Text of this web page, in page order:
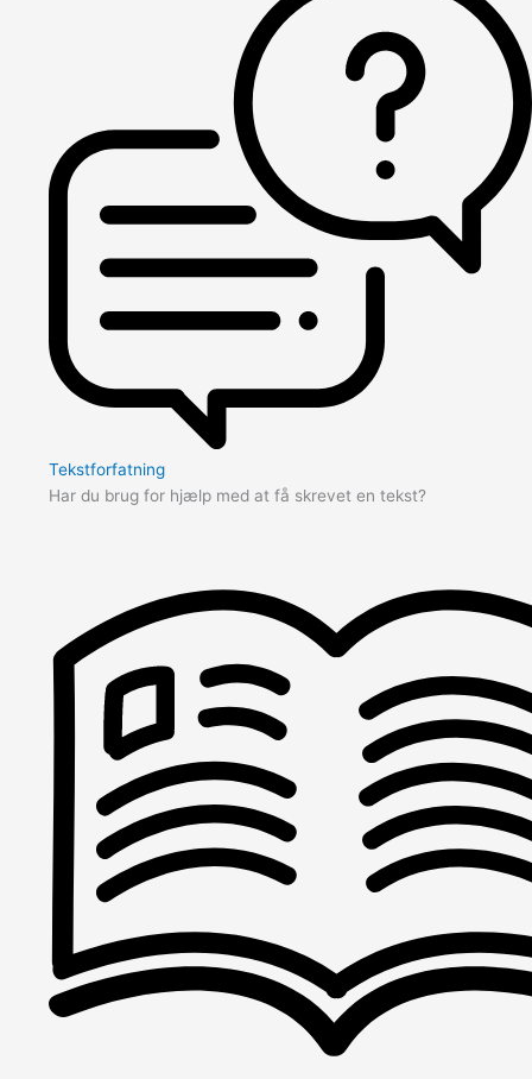
Tekstforfatning
Har du brug for hjælp med at få skrevet en tekst?